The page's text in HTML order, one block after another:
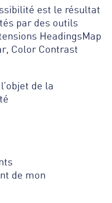
est le résultat
par des outils
HeadingsMap
Color Contrast
de la
de mon